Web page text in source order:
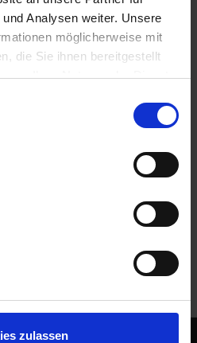
Analysen weiter. Unsere
möglicherweise mit
die Sie ihnen bereitgestellt
Ihrer Nutzung der Dienste
Webseite weiterhin nutzen.
zulassen
und diskutieren...
mehr